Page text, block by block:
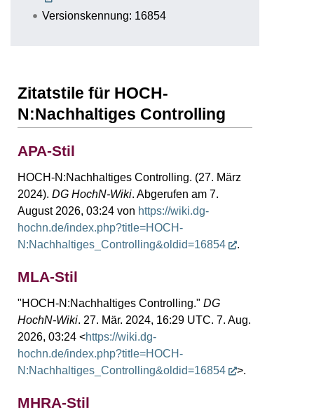
Versionskennung: 16854
Zitatstile für HOCH-
N:Nachhaltiges Controlling
APA-Stil
HOCH-N:Nachhaltiges Controlling. (27. März
2024). DG HochN-Wiki. Abgerufen am 7.
August 2026, 03:24 von https://wiki.dg-
hochn.de/index.php?title=HOCH-
N:Nachhaltiges_Controlling&oldid=16854
.
MLA-Stil
"HOCH-N:Nachhaltiges Controlling." DG
HochN-Wiki. 27. Mär. 2024, 16:29 UTC. 7. Aug.
2026, 03:24 <https://wiki.dg-
hochn.de/index.php?title=HOCH-
N:Nachhaltiges_Controlling&oldid=16854
>.
MHRA-Stil